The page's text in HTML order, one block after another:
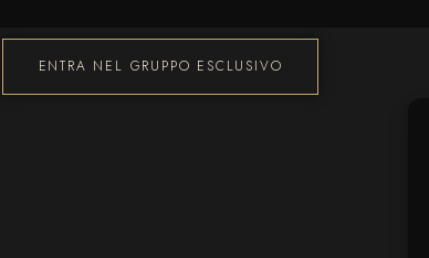
ENTRA NEL GRUPPO ESCLUSIVO